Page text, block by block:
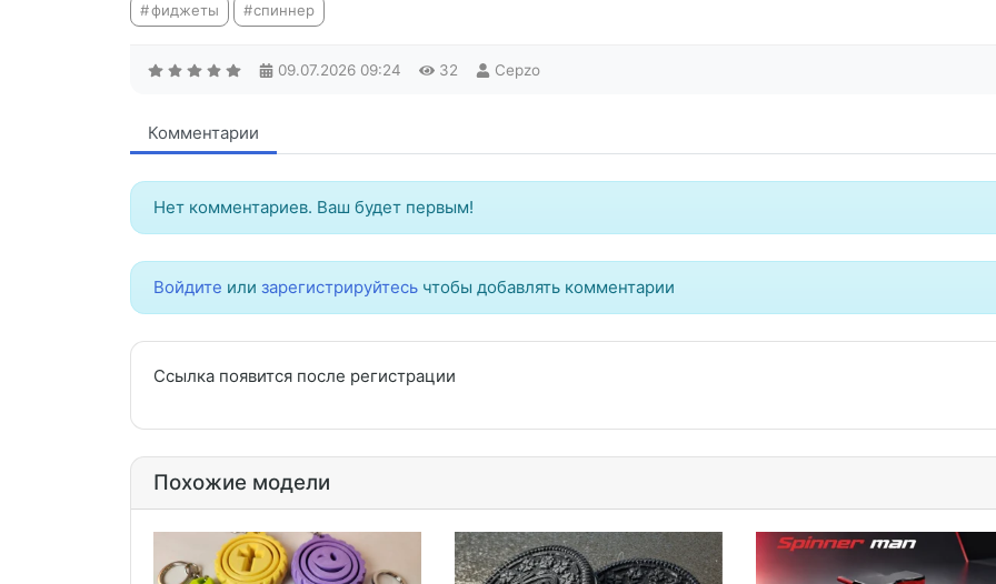
фиджеты спиннер
09.07.2026 09:24 32 Cepzo
Комментарии
Нет комментариев. Ваш будет первым!
Войдите или зарегистрируйтесь чтобы добавлять комментарии
Ссылка появится после регистрации
Похожие модели